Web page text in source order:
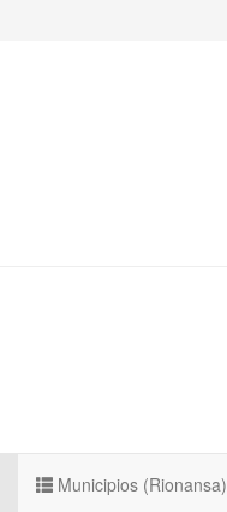
Municipios (Rionansa)